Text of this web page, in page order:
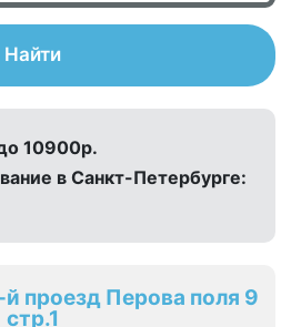
Найти
10900р.
в Санкт-Петербурге:
проезд Перова поля 9
стр.1